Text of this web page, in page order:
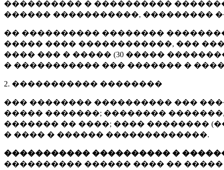
���������� � ����������
������ �����������, ���������
�� ���������� ��������
����� ���� ������������, ���
���� ��� � ����� (30 �����
� ����������� ��� ������� �
2. ����������� ��������
��� �������� ���������� ���
����� �������; ��������
������� �� ����; ���� ��������
� ���� � ������ �������������.
����������� ���������� �
���������� ������ ���� �� �����